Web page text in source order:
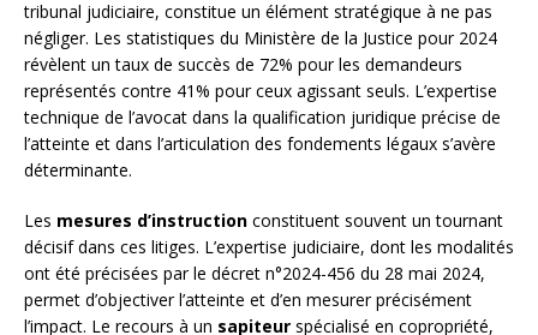
tribunal judiciaire, constitue un élément stratégique à ne pas
négliger. Les statistiques du Ministère de la Justice pour 2024
révèlent un taux de succès de 72% pour les demandeurs
représentés contre 41% pour ceux agissant seuls. L’expertise
technique de l’avocat dans la qualification juridique précise de
l’atteinte et dans l’articulation des fondements légaux s’avère
déterminante.
Les mesures d’instruction constituent souvent un tournant
décisif dans ces litiges. L’expertise judiciaire, dont les modalités
ont été précisées par le décret n°2024-456 du 28 mai 2024,
permet d’objectiver l’atteinte et d’en mesurer précisément
l’impact. Le recours à un sapiteur spécialisé en copropriété,